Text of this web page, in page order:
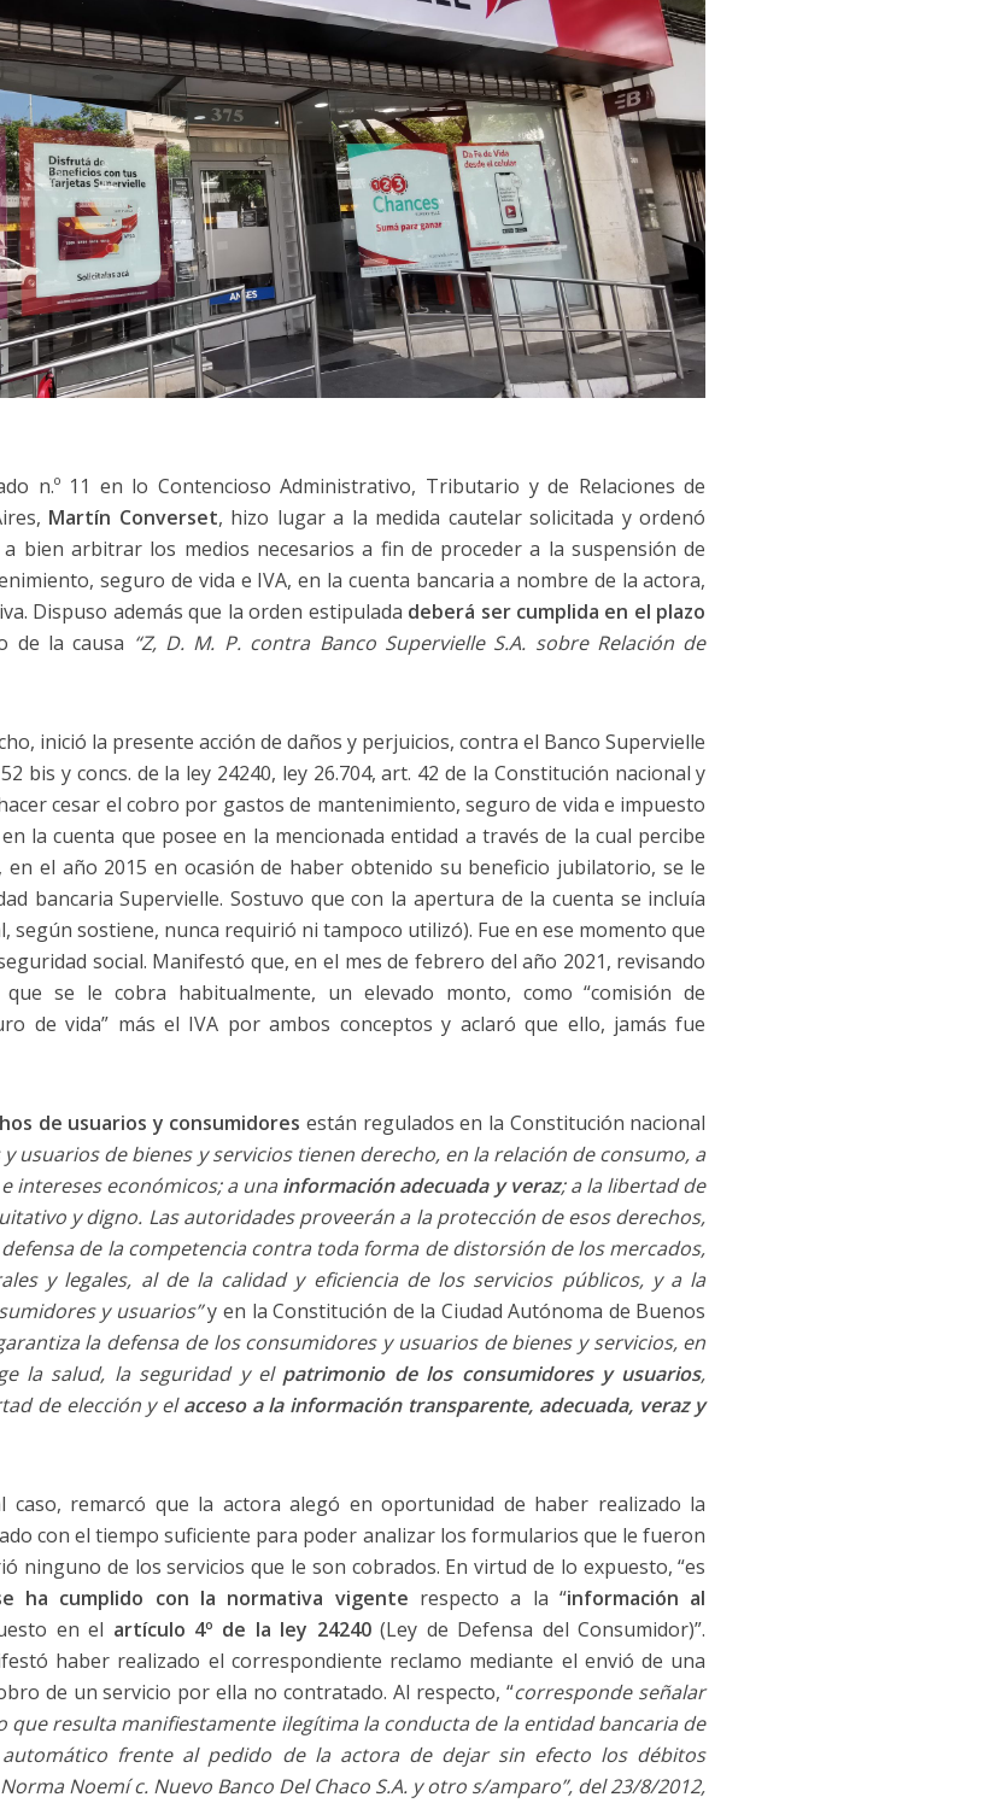
n.º 11 en lo Contencioso Administrativo, Tributario y de Relaciones de
Martín Converset, hizo lugar a la medida cautelar solicitada y ordenó
a bien arbitrar los medios necesarios a fin de proceder a la suspensión de
seguro de vida e IVA, en la cuenta bancaria a nombre de la actora,
Dispuso además que la orden estipulada deberá ser cumplida en el plazo
de la causa “Z, D. M. P. contra Banco Supervielle S.A. sobre Relación de
inició la presente acción de daños y perjuicios, contra el Banco Supervielle
bis y concs. de la ley 24240, ley 26.704, art. 42 de la Constitución nacional y
cesar el cobro por gastos de mantenimiento, seguro de vida e impuesto
la cuenta que posee en la mencionada entidad a través de la cual percibe
el año 2015 en ocasión de haber obtenido su beneficio jubilatorio, se le
bancaria Supervielle. Sostuvo que con la apertura de la cuenta se incluía
según sostiene, nunca requirió ni tampoco utilizó). Fue en ese momento que
social. Manifestó que, en el mes de febrero del año 2021, revisando
se le cobra habitualmente, un elevado monto, como “comisión de
de vida” más el IVA por ambos conceptos y aclaró que ello, jamás fue
de usuarios y consumidores están regulados en la Constitución nacional
usuarios de bienes y servicios tienen derecho, en la relación de consumo, a
intereses económicos; a una información adecuada y veraz; a la libertad de
y digno. Las autoridades proveerán a la protección de esos derechos,
de la competencia contra toda forma de distorsión de los mercados,
y legales, al de la calidad y eficiencia de los servicios públicos, y a la
y usuarios”y en la Constitución de la Ciudad Autónoma de Buenos
la defensa de los consumidores y usuarios de bienes y servicios, en
la salud, la seguridad y elpatrimonio de los consumidores y usuarios,
de elección y elacceso a la información transparente, adecuada, veraz y
caso, remarcó que la actora alegó en oportunidad de haber realizado la
con el tiempo suficiente para poder analizar los formularios que le fueron
ninguno de los servicios que le son cobrados. En virtud de lo expuesto, “es
ha cumplido con la normativa vigente respecto a la “información al
en el artículo 4º de la ley 24240(Ley de Defensa del Consumidor)”.
haber realizado el correspondiente reclamo mediante el envió de una
de un servicio por ella no contratado. Al respecto, “corresponde señalar
resulta manifiestamente ilegítima la conducta de la entidad bancaria de
frente al pedido de la actora de dejar sin efecto los débitos
Noemí c. Nuevo Banco Del Chaco S.A. y otro s/amparo”, del 23/8/2012,